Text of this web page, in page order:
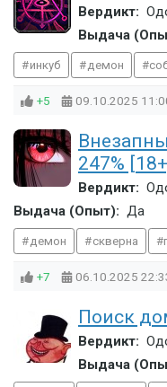
Вердикт:
Выдача
инкуб демон
+5 09.10.2025
247%
Вердикт:
Выдача (Опыт): Да
демон скверна
+7 06.10.2025
Поиск
Вердикт:
Выдача